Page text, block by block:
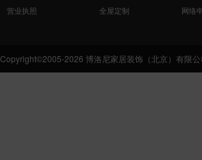
营业执照
全屋定制
网络
Copyright©2005-2026 博洛尼家居装饰（北京）有限